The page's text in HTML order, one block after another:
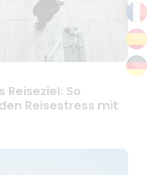
Reiseziel: So
Reisestress mit